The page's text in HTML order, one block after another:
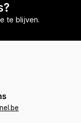
te blijven.